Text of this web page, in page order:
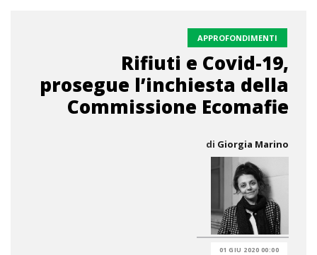
APPROFONDIMENTI
Rifiuti e Covid-19,
prosegue l’inchiesta della
Commissione Ecomafie
di Giorgia Marino
01 GIU 2020 00:00